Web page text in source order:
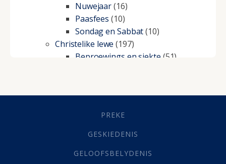
Nuwejaar(16)
Paasfees (10)
Sondag en Sabbat(10)
Christelike lewe (197)
Beproewings en siekte (51)
Geestelike Groei(10)
(21)
Grys Areas(4)
Lewensdoel(3)
PREKE
GESKIEDENIS
GELOOFSBELYDENIS